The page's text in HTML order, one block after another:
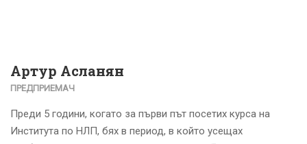
Артур Асланян
ПРЕДПРИЕМАЧ
Преди 5 години, когато за първи път посетих курса на
Института по НЛП, бях в период, в който усещах